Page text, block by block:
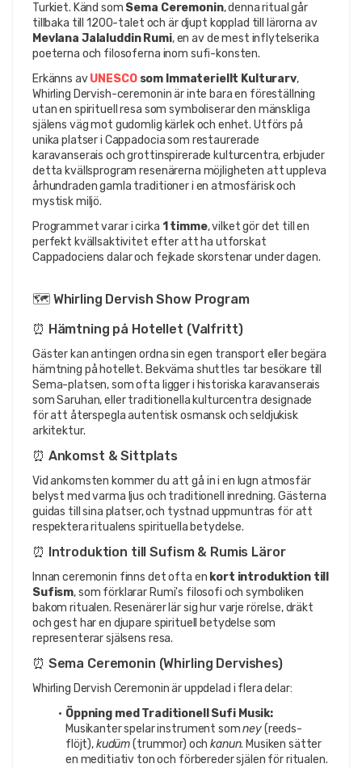
Turkiet. Känd som Sema Ceremonin, denna ritual går
tillbaka till 1200-talet och är djupt kopplad till lärorna av
Mevlana Jalaluddin Rumi, en av de mest inflytelserika
poeterna och filosoferna inom sufi-konsten.
Erkänns av UNESCO som Immateriellt Kulturarv,
Whirling Dervish-ceremonin är inte bara en föreställning
utan en spirituell resa som symboliserar den mänskliga
själens väg mot gudomlig kärlek och enhet. Utförs på
unika platser i Cappadocia som restaurerade
karavanserais och grottinspirerade kulturcentra, erbjuder
detta kvällsprogram resenärerna möjligheten att uppleva
århundraden gamla traditioner i en atmosfärisk och
mystisk miljö.
Programmet varar i cirka 1 timme, vilket gör det till en
perfekt kvällsaktivitet efter att ha utforskat
Cappadociens dalar och fejkade skorstenar under dagen.
🗺️ Whirling Dervish Show Program
⏰ Hämtning på Hotellet (Valfritt)
Gäster kan antingen ordna sin egen transport eller begära
hämtning på hotellet. Bekväma shuttles tar besökare till
Sema-platsen, som ofta ligger i historiska karavanserais
som Saruhan, eller traditionella kulturcentra designade
för att återspegla autentisk osmansk och seldjukisk
arkitektur.
⏰ Ankomst & Sittplats
Vid ankomsten kommer du att gå in i en lugn atmosfär
belyst med varma ljus och traditionell inredning. Gästerna
guidas till sina platser, och tystnad uppmuntras för att
respektera ritualens spirituella betydelse.
⏰ Introduktion till Sufism & Rumis Läror
Innan ceremonin finns det ofta en kort introduktion till
Sufism, som förklarar Rumi's filosofi och symboliken
bakom ritualen. Resenärer lär sig hur varje rörelse, dräkt
och gest har en djupare spirituell betydelse som
representerar själsens resa.
⏰ Sema Ceremonin (Whirling Dervishes)
Whirling Dervish Ceremonin är uppdelad i flera delar:
Öppning med Traditionell Sufi Musik:
Musikanter spelar instrument som ney (reeds-
flöjt), kudüm (trummor) och kanun. Musiken sätter
en meditiativ ton och förbereder själen för ritualen.